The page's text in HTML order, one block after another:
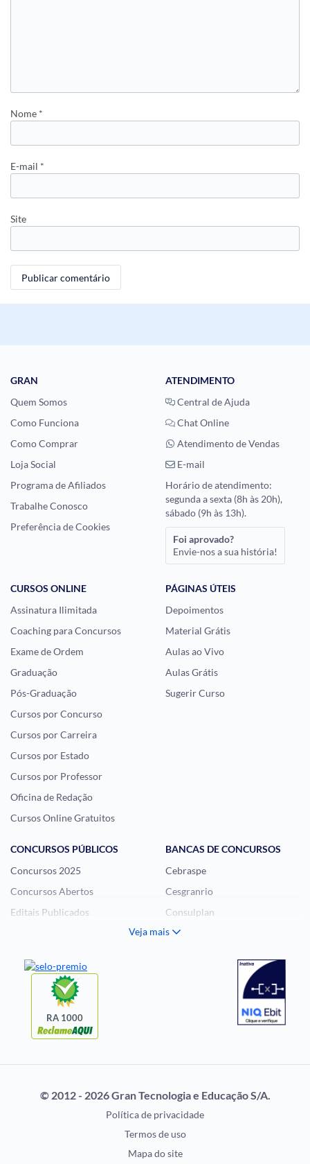
Nome *
E-mail *
Site
GRAN
Quem Somos
Como Funciona
Como Comprar
Loja Social
Programa de Afiliados
Trabalhe Conosco
Preferência de Cookies
ATENDIMENTO
Central de Ajuda
Chat Online
Atendimento de Vendas
E-mail
Horário de atendimento:
segunda a sexta (8h às 20h),
sábado (9h às 13h).
Foi aprovado?
Envie-nos a sua história!
CURSOS ONLINE
Assinatura Ilimitada
Coaching para Concursos
Exame de Ordem
Graduação
Pós-Graduação
Cursos por Concurso
Cursos por Carreira
Cursos por Estado
Cursos por Professor
Oficina de Redação
Cursos Online Gratuitos
PÁGINAS ÚTEIS
Depoimentos
Material Grátis
Aulas ao Vivo
Aulas Grátis
Sugerir Curso
CONCURSOS PÚBLICOS
Concursos 2025
Concursos Abertos
Editais Publicados
Questões de Concurso
BANCAS DE CONCURSOS
Cebraspe
Cesgranrio
Consulplan
FCC
CONCURSOS POR
EXAME DE ORDEM
OAB
Prova OAB
Calendário OAB
Questões OAB
Veja mais
RA 1000
© 2012 - 2026 Gran Tecnologia e Educação S/A.
Política de privacidade
Termos de uso
Mapa do site